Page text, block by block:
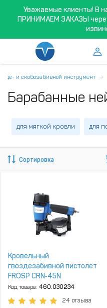
Уважаемые клиенты! В
ПРИНИМАЕМ ЗАКАЗЫ
и скобозабивной инструмент
Барабанные
для мягкой кровли для
Сортировка
Кровельный
гвоздезабивной пистолет
FROSP CRN‑45N
Код товара: 460.030234
24 отзыва